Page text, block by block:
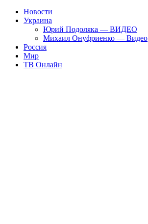
Новости
Украина
Юрий Подоляка — ВИДЕО
Михаил Онуфриенко — Видео
Россия
Мир
ТВ Онлайн